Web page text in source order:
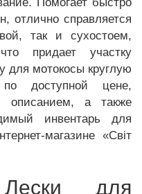
отлично справляется
так и сухостоем,
придает участку
для мотокосы круглую
доступной цене,
а также
инвентарь для
магазине «Світ
Лески для